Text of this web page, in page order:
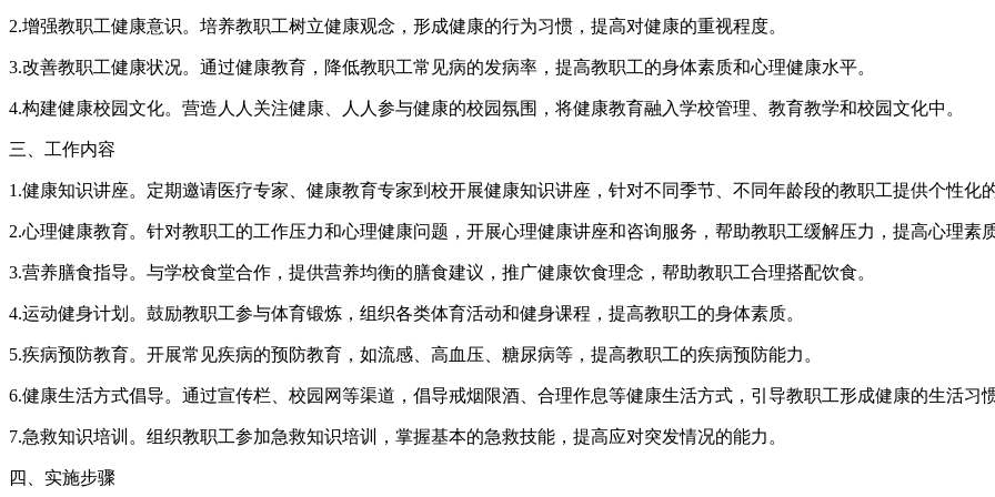
2.增强教职工健康意识。培养教职工树立健康观念，形成健康的行为习惯，提高对健康的重视程度。
3.改善教职工健康状况。通过健康教育，降低教职工常见病的发病率，提高教职工的身体素质和心理健康水平。
4.构建健康校园文化。营造人人关注健康、人人参与健康的校园氛围，将健康教育融入学校管理、教育教学和校园文化中。
三、工作内容
1.健康知识讲座。定期邀请医疗专家、健康教育专家到校开展健康知识讲座，针对不同季节、不同年龄段的教职工提供个性化
2.心理健康教育。针对教职工的工作压力和心理健康问题，开展心理健康讲座和咨询服务，帮助教职工缓解压力，提高心理素质
3.营养膳食指导。与学校食堂合作，提供营养均衡的膳食建议，推广健康饮食理念，帮助教职工合理搭配饮食。
4.运动健身计划。鼓励教职工参与体育锻炼，组织各类体育活动和健身课程，提高教职工的身体素质。
5.疾病预防教育。开展常见疾病的预防教育，如流感、高血压、糖尿病等，提高教职工的疾病预防能力。
6.健康生活方式倡导。通过宣传栏、校园网等渠道，倡导戒烟限酒、合理作息等健康生活方式，引导教职工形成健康的生活习惯
7.急救知识培训。组织教职工参加急救知识培训，掌握基本的急救技能，提高应对突发情况的能力。
四、实施步骤